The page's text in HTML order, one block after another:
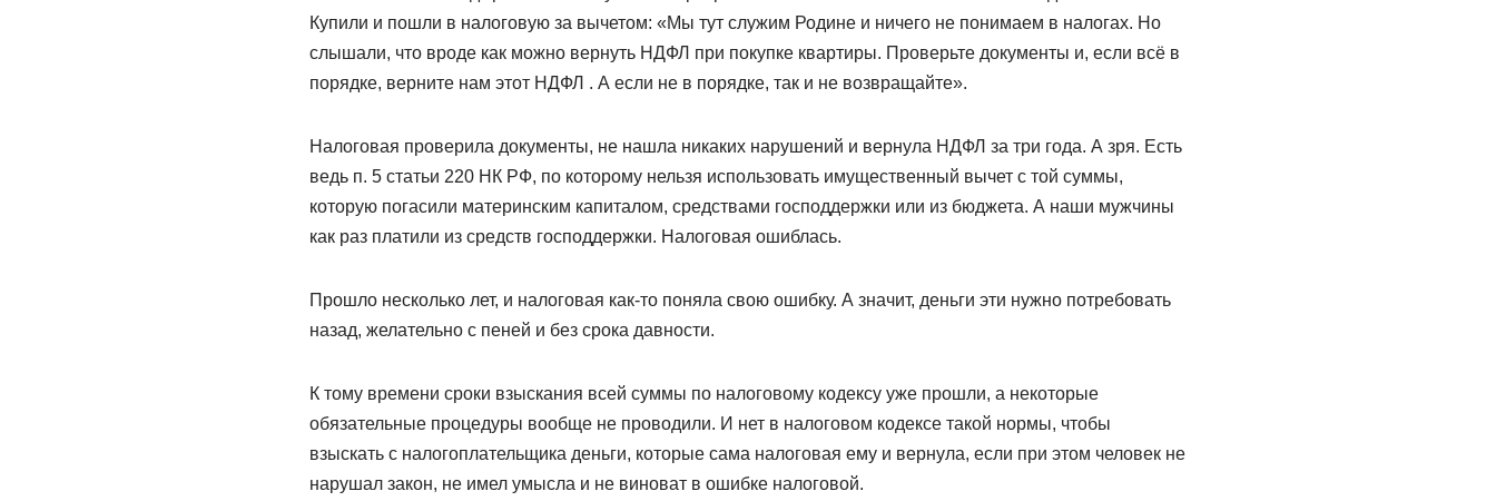
Купили и пошли в налоговую за вычетом: «Мы тут служим Родине и ничего не понимаем в налогах. Но
слышали, что вроде как можно вернуть НДФЛ при покупке квартиры. Проверьте документы и, если всё в
порядке, верните нам этот НДФЛ . А если не в порядке, так и не возвращайте».
Налоговая проверила документы, не нашла никаких нарушений и вернула НДФЛ за три года. А зря. Есть
ведь п. 5 статьи 220 НК РФ, по которому нельзя использовать имущественный вычет с той суммы,
которую погасили материнским капиталом, средствами господдержки или из бюджета. А наши мужчины
как раз платили из средств господдержки. Налоговая ошиблась.
Прошло несколько лет, и налоговая как-то поняла свою ошибку. А значит, деньги эти нужно потребовать
назад, желательно с пеней и без срока давности.
К тому времени сроки взыскания всей суммы по налоговому кодексу уже прошли, а некоторые
обязательные процедуры вообще не проводили. И нет в налоговом кодексе такой нормы, чтобы
взыскать с налогоплательщика деньги, которые сама налоговая ему и вернула, если при этом человек не
нарушал закон, не имел умысла и не виноват в ошибке налоговой.